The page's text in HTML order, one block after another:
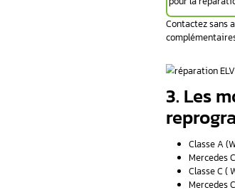
Que se passe-t-il si je ne répare pas
Boîtier ELV Mercedes : Symptômes de
Panne et Solutions de Réparation
Problème de démarrage sur Mercedes
Classe C W203 : causes et solutions